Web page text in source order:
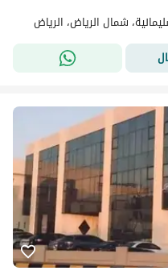
شمال الرياض، الرياض